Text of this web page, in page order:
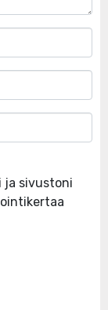
ja sivustoni